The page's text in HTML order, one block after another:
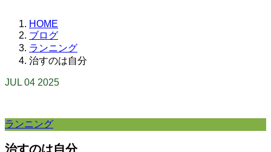
HOME
ブログ
ランニング
治すのは自分
JUL 04 2025
ランニング
治すのは自分